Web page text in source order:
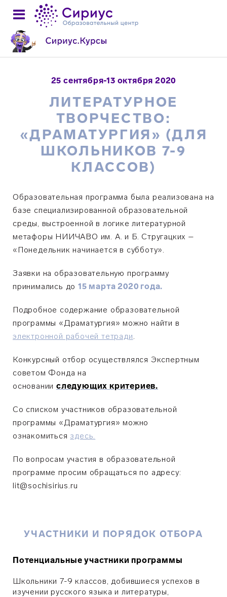
25 сентября-13 октября 2020
ЛИТЕРАТУРНОЕ
ТВОРЧЕСТВО:
«ДРАМАТУРГИЯ» (ДЛЯ
ШКОЛЬНИКОВ 7-9
КЛАССОВ)
Образовательная программа была реализована на
базе специализированной образовательной
среды, выстроенной в логике литературной
метафоры НИИЧАВО им. А. и Б. Стругацких –
«Понедельник начинается в субботу».
Заявки на образовательную программу
принимались до15 марта 2020 года.
Подробное содержание образовательной
программы «Драматургия» можно найти в
электронной рабочей тетради.
Конкурсный отбор осуществлялся Экспертным
советом Фонда на
основанииследующих критериев.
Со списком участников образовательной
программы «Драматургия» можно
ознакомитьсяздесь.
По вопросам участия в образовательной
программе просим обращаться по адресу:
lit@sochisirius.ru
УЧАСТНИКИ И ПОРЯДОК ОТБОРА
Потенциальные участники программы
Школьники 7-9 классов, добившиеся успехов в
изучении русского языка и литературы,